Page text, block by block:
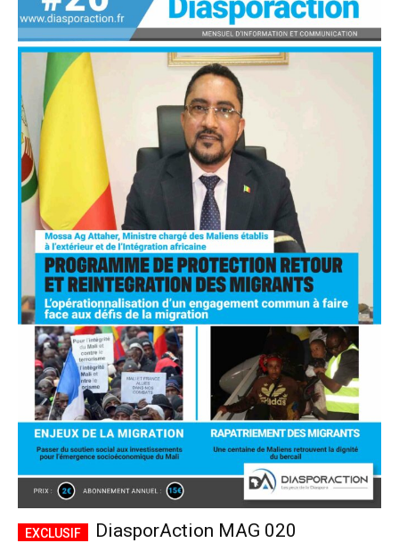
DiasporAction MAG 020